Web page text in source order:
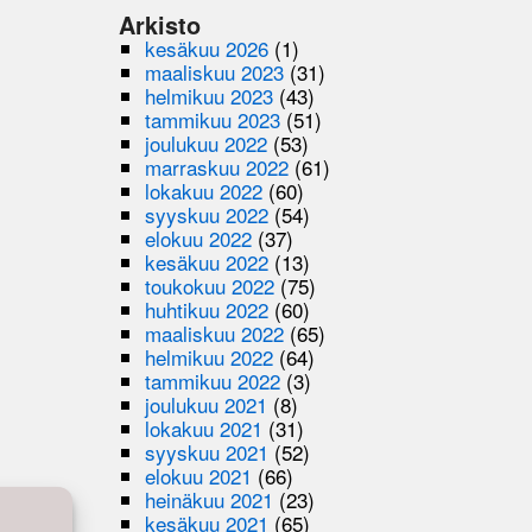
Arkisto
kesäkuu 2026 (1)
maaliskuu 2023 (31)
helmikuu 2023 (43)
tammikuu 2023(51)
joulukuu 2022 (53)
marraskuu 2022 (61)
lokakuu 2022 (60)
syyskuu 2022(54)
elokuu 2022 (37)
kesäkuu 2022 (13)
toukokuu 2022(75)
huhtikuu 2022 (60)
maaliskuu 2022 (65)
helmikuu 2022 (64)
tammikuu 2022(3)
joulukuu 2021 (8)
lokakuu 2021 (31)
syyskuu 2021 (52)
elokuu 2021 (66)
heinäkuu 2021 (23)
kesäkuu 2021 (65)